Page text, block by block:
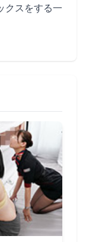
クスをする一